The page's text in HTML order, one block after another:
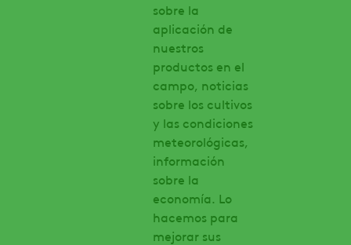
sobre la
aplicación de
nuestros
productos en el
campo, noticias
sobre los cultivos
y las condiciones
meteorológicas,
información
sobre la
economía. Lo
hacemos para
mejorar sus